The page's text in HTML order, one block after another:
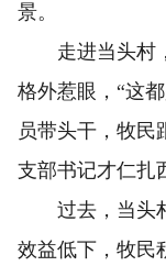
景。
走进当头村，
格外惹眼，“这
员带头干，牧民
支部书记才仁扎
过去，当头村
效益低下，牧民